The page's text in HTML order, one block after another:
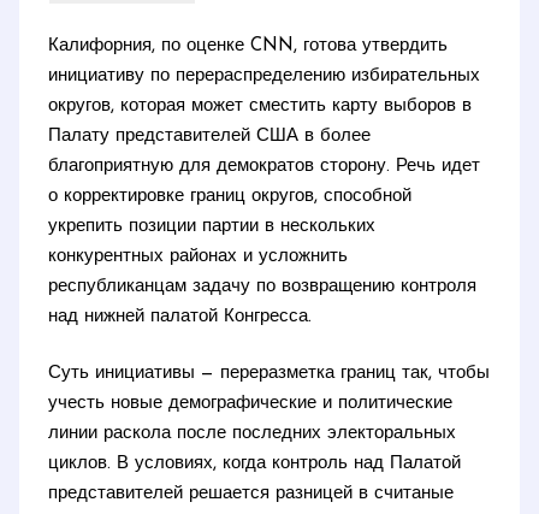
Калифорния, по оценке CNN, готова утвердить
инициативу по перераспределению избирательных
округов, которая может сместить карту выборов в
Палату представителей США в более
благоприятную для демократов сторону. Речь идет
о корректировке границ округов, способной
укрепить позиции партии в нескольких
конкурентных районах и усложнить
республиканцам задачу по возвращению контроля
над нижней палатой Конгресса.
Суть инициативы — переразметка границ так, чтобы
учесть новые демографические и политические
линии раскола после последних электоральных
циклов. В условиях, когда контроль над Палатой
представителей решается разницей в считаные